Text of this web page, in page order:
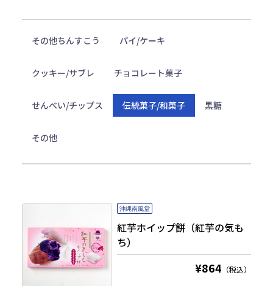
その他ちんすこう パイ/ケーキ
クッキー/サブレ チョコレート菓子
せんべい/チップス 伝統菓子/和菓子 黒糖
その他
紅芋ホイップ餅（紅芋の気も
ち）
¥864 （税込）